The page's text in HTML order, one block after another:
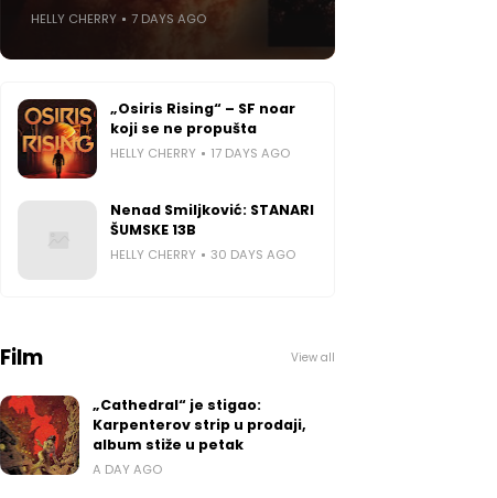
HELLY CHERRY 7 DAYS AGO
„Osiris Rising“ – SF noar
koji se ne propušta
HELLY CHERRY 17 DAYS AGO
Nenad Smiljković: STANARI
ŠUMSKE 13B
HELLY CHERRY 30 DAYS AGO
Film View all
„Cathedral“ je stigao:
Karpenterov strip u prodaji,
album stiže u petak
A DAY AGO